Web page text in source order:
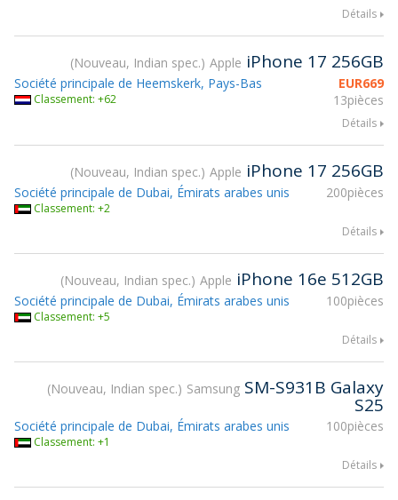
Détails
Nouveau, Indian spec. Apple iPhone 17 256GB
EUR669
13pièces
Société principale de Heemskerk, Pays-Bas
Classement: +62
Détails
Nouveau, Indian spec. Apple iPhone 17 256GB
200pièces
Société principale de Dubai, Émirats arabes unis
Classement: +2
Détails
Nouveau, Indian spec. Apple iPhone 16e 512GB
100pièces
Société principale de Dubai, Émirats arabes unis
Classement: +5
Détails
Nouveau, Indian spec. Samsung SM-S931B Galaxy
S25
100pièces
Société principale de Dubai, Émirats arabes unis
Classement: +1
Détails